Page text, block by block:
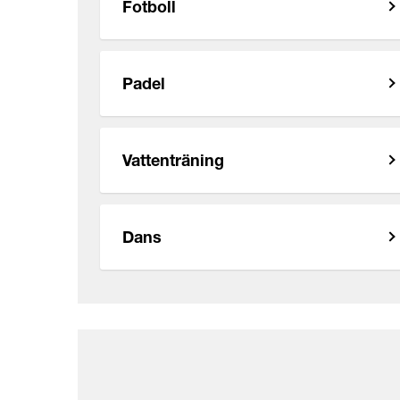
Fotboll
Padel
Vattenträning
Dans